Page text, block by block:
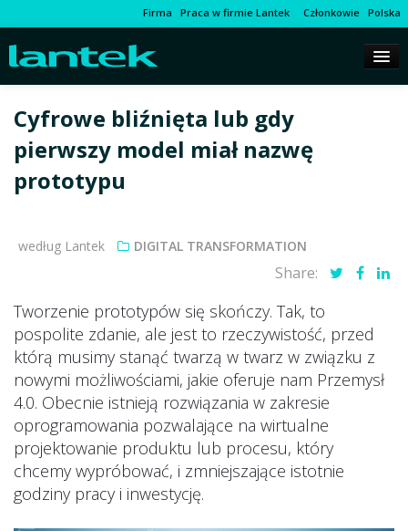
Firma Praca w firmie Lantek Członkowie Polska
Cyfrowe bliźnięta lub gdy
pierwszy model miał nazwę
prototypu
według Lantek DIGITAL TRANSFORMATION
Share:
Tworzenie prototypów się skończy. Tak, to
pospolite zdanie, ale jest to rzeczywistość, przed
którą musimy stanąć twarzą w twarz w związku z
nowymi możliwościami, jakie oferuje nam Przemysł
4.0. Obecnie istnieją rozwiązania w zakresie
oprogramowania pozwalające na wirtualne
projektowanie produktu lub procesu, który
chcemy wypróbować, i zmniejszające istotnie
godziny pracy i inwestycję.